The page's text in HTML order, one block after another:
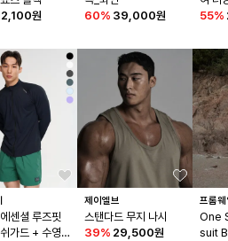
원
센셜 루즈핏
가드 + 수영
60% 39,000원
제이엘브
스탠다드 무지 나시
39% 29,500원
비치
55%
프롬
One
suit